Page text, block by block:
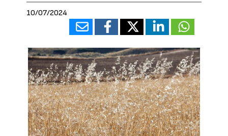
10/07/2024